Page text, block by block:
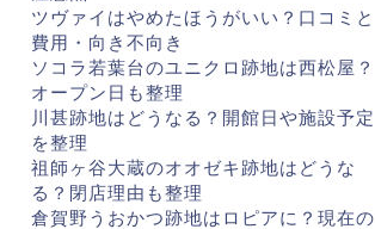
ツヴァイはやめたほうがいい？口コミと
費用・向き不向き
ソコラ若葉台のユニクロ跡地は西松屋？
オープン日も整理
川甚跡地はどうなる？開館日や施設予定
を整理
祖師ヶ谷大蔵のオオゼキ跡地はどうな
る？閉店理由も整理
倉賀野うおかつ跡地はロピアに？現在の